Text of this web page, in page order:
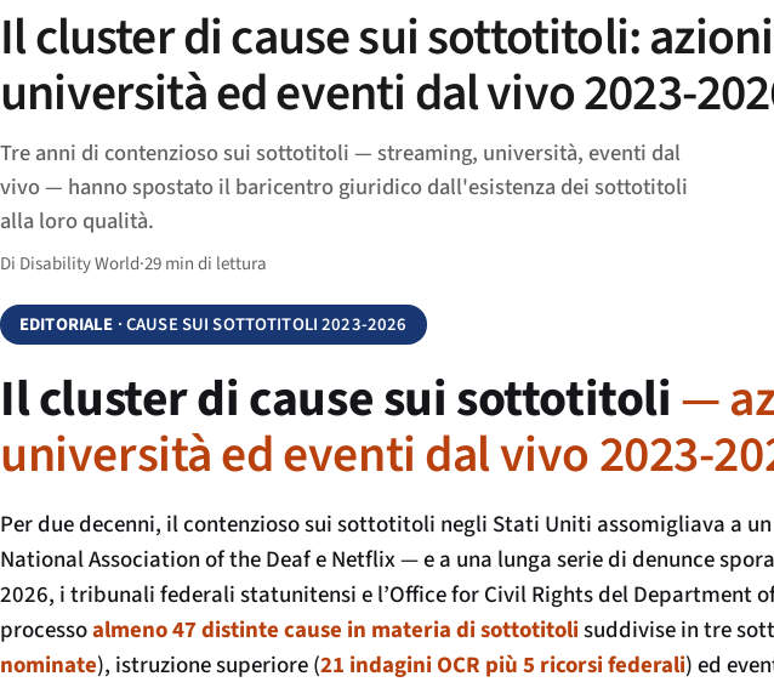
Il cluster di cause sui sottotitoli:
università ed eventi dal vivo 2023-
Tre anni di contenzioso sui sottotitoli — streaming, università, eventi dal
vivo — hanno spostato il baricentro giuridico dall'esistenza dei sottotitoli
alla loro qualità.
Di Disability World·29 min di lettura
EDITORIALE · CAUSE SUI SOTTOTITOLI 2023-2026
Il cluster di cause sui sottotitoli—
università ed eventi dal vivo 2023-
Per due decenni, il contenzioso sui sottotitoli negli Stati Uniti assomigliava a
National Association of the Deaf e Netflix — e a una lunga serie di denunce
2026, i tribunali federali statunitensi e l’Office for Civil Rights del Department
processoalmeno 47 distinte cause in materia di sottotitolisuddivise in tre
nominate), istruzione superiore (21 indagini OCR più 5 ricorsi federali) ed